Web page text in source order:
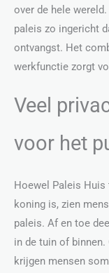
over de hele
paleis zo ingericht
ontvangst. Het
werkfunctie zorgt
Veel
voor het
Hoewel Paleis
koning is, zien
paleis. Af en toe
in de tuin of binnen.
krijgen mensen